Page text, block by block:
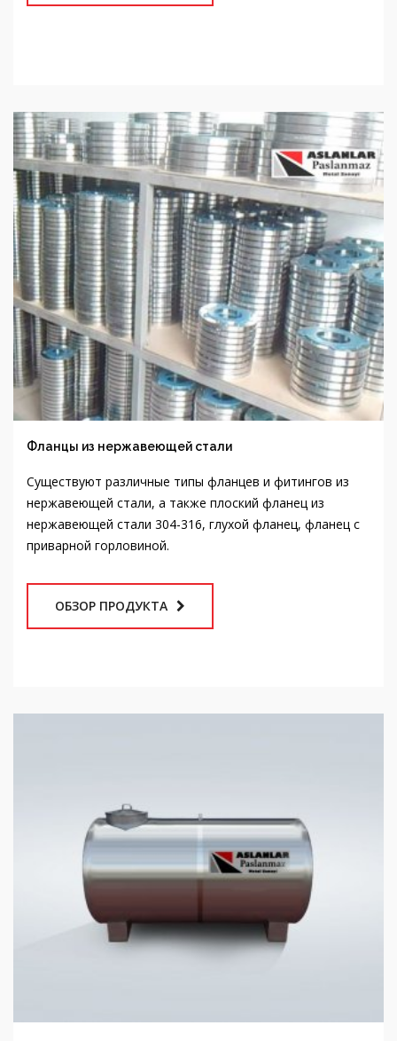
Фланцы из нержавеющей стали
нержавеющей стали, а также плоский фланец из
нержавеющей стали 304-316, глухой фланец, фланец с
приварной горловиной.
ОБЗОР ПРОДУКТА